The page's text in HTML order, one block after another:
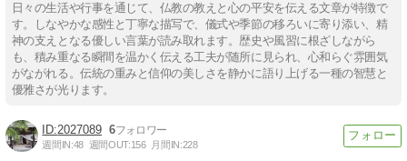
日々の生活や行事を通じて、仏教の教えと心の平安を伝える文章が特徴で
す。しなやかな感性と丁寧な描写で、儀式や季節の移ろいに寄り添い、精
神の支えとなる優しい言葉が読み取れます。歴史や風習に根ざしながら
も、積み重なる瞬間を温かく伝える工夫が随所に見られ、心和らぐ雰囲気
がながれる。伝統の重みと信仰の美しさを静かに語り上げる一種の智慧と
優雅さが光ります。
2027089 6
週間IN:48 週間OUT:156 月間IN:228